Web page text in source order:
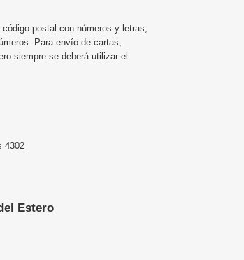
postal con números y letras,
Para envío de cartas,
siempre se deberá utilizar el
4302
Estero